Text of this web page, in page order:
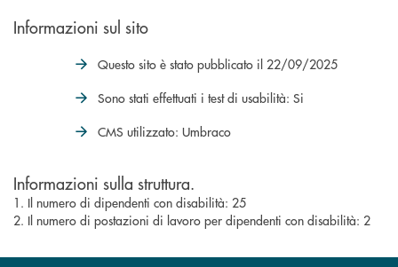
Informazioni sul sito
Questo sito è stato pubblicato il 22/09/2025
Sono stati effettuati i test di usabilità: Si
CMS utilizzato: Umbraco
Informazioni sulla struttura.
1. Il numero di dipendenti con disabilità: 25
2. Il numero di postazioni di lavoro per dipendenti con disabilità: 2